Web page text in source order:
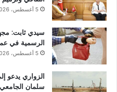
5 أغسطس، 2026
سيدي ثابت:
الرسمية في
5 أغسطس، 2026
الزواري يدعو
سلمان الجامعي